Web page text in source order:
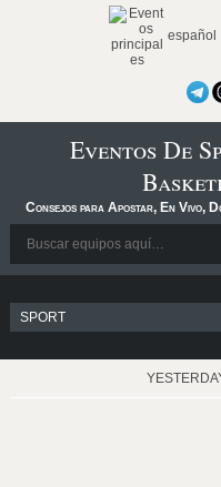
español
Eventos De
Consejos para Apostar, En Vivo,